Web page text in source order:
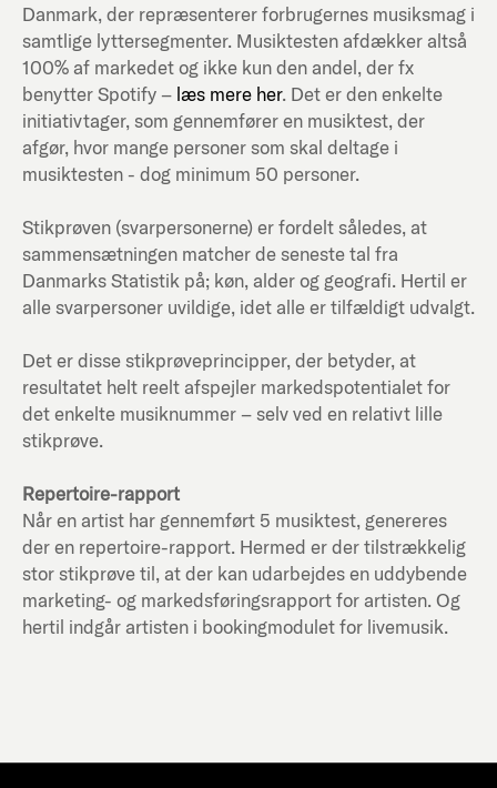
Danmark, der repræsenterer forbrugernes musiksmag i
samtlige lyttersegmenter. Musiktesten afdækker altså
100% af markedet og ikke kun den andel, der fx
benytter Spotify – læs mere her. Det er den enkelte
initiativtager, som gennemfører en musiktest, der
afgør, hvor mange personer som skal deltage i
musiktesten - dog minimum 50 personer.
Stikprøven (svarpersonerne) er fordelt således, at
sammensætningen matcher de seneste tal fra
Danmarks Statistik på; køn, alder og geografi. Hertil er
alle svarpersoner uvildige, idet alle er tilfældigt udvalgt.
Det er disse stikprøveprincipper, der betyder, at
resultatet helt reelt afspejler markedspotentialet for
det enkelte musiknummer – selv ved en relativt lille
stikprøve.
Repertoire-rapport
Når en artist har gennemført 5 musiktest, genereres
der en repertoire-rapport. Hermed er der tilstrækkelig
stor stikprøve til, at der kan udarbejdes en uddybende
marketing- og markedsføringsrapport for artisten. Og
hertil indgår artisten i bookingmodulet for livemusik.